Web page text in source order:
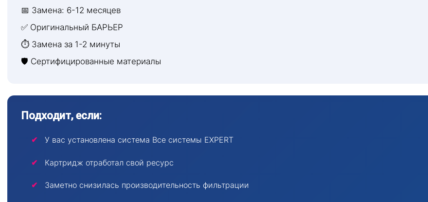
📅 Замена: 6-12 месяцев
✅ Оригинальный БАРЬЕР
⏱ Замена за 1-2 минуты
🛡 Сертифицированные материалы
Подходит, если:
У вас установлена система Все системы EXPERT
Картридж отработал свой ресурс
Заметно снизилась производительность фильтрации